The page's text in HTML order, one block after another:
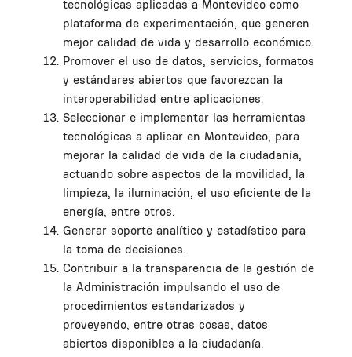
tecnológicas aplicadas a Montevideo como
plataforma de experimentación, que generen
mejor calidad de vida y desarrollo económico.
Promover el uso de datos, servicios, formatos
y estándares abiertos que favorezcan la
interoperabilidad entre aplicaciones.
Seleccionar e implementar las herramientas
tecnológicas a aplicar en Montevideo, para
mejorar la calidad de vida de la ciudadanía,
actuando sobre aspectos de la movilidad, la
limpieza, la iluminación, el uso eficiente de la
energía, entre otros.
Generar soporte analítico y estadístico para
la toma de decisiones.
Contribuir a la transparencia de la gestión de
la Administración impulsando el uso de
procedimientos estandarizados y
proveyendo, entre otras cosas, datos
abiertos disponibles a la ciudadanía.